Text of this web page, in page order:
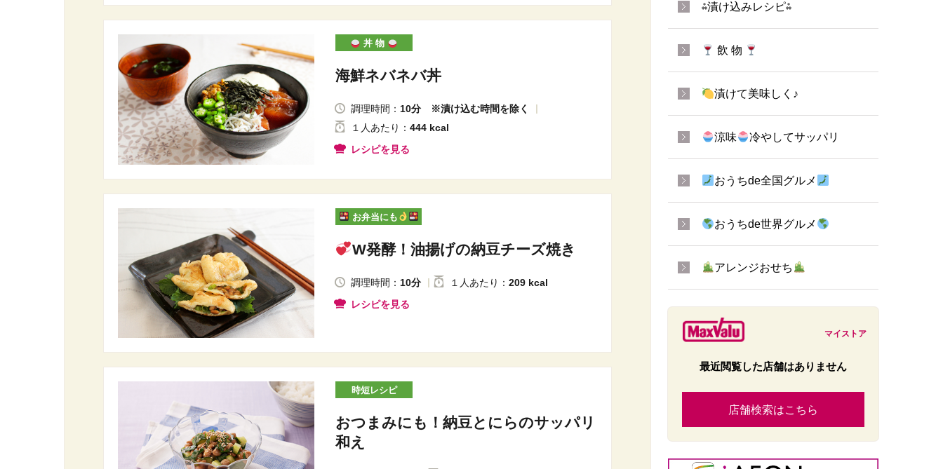
丼 物
海鮮ネバネバ丼
調理時間： 10分 ※漬け込む時間を除く
１人あたり ： 444 kcal
レシピを見る
お弁当にも
W発酵！油揚げの納豆チーズ焼き
調理時間： 10分 １人 あたり ： 209 kcal
レシピを見る
時短レシピ
おつまみにも！納豆とにらのサッパリ
和え
⁂漬け込みレシピ⁂
飲 物
漬けて美味しく♪
涼味 冷やしてサッパリ
おうちde全国グルメ
おうちde世界グルメ
アレンジおせち
マイストア
最近閲覧した店舗はありません
店舗検索はこちら